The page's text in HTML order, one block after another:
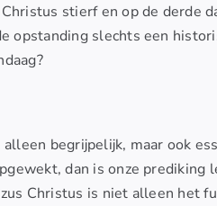
stierf en op de derde
opstanding slechts een
begrijpelijk, maar ook
dan is onze
Christus is niet alleen het